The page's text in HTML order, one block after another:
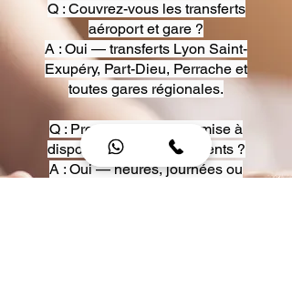
Q : Couvrez-vous les transferts
aéroport et gare ?
A : Oui — transferts Lyon Saint-
Exupéry, Part-Dieu, Perrache et
toutes gares régionales.
Q : Proposez-vous une mise à
disposition pour événements ?
A : Oui — heures, journées ou